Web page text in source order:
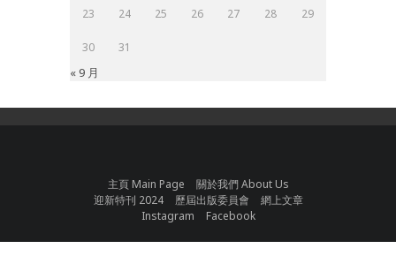
23 24 25 26 27 28 29
30 31
« 9 月
主頁 Main Page
關於我們 About Us
迎新特刊 2024
歷屆出版委員會
網上文章
Instagram
Facebook